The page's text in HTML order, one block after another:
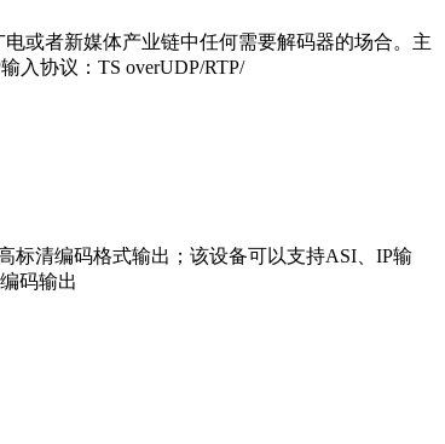
或者新媒体产业链中任何需要解码器的场合。主
入协议：TS overUDP/RTP/
标清编码格式输出；该设备可以支持ASI、IP输
码输出